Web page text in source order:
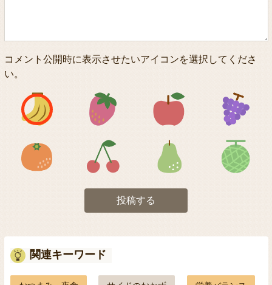
コメント公開時に表示させたいアイコンを選択してくださ
い。
アイコン1 アイコン2 アイコン3
アイコン5 アイコン6 アイコン7
投稿する
関連キーワード